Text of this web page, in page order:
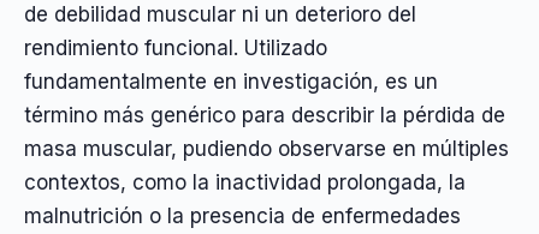
de debilidad muscular ni un deterioro del
rendimiento funcional. Utilizado
fundamentalmente en investigación, es un
término más genérico para describir la pérdida de
masa muscular, pudiendo observarse en múltiples
contextos, como la inactividad prolongada, la
malnutrición o la presencia de enfermedades